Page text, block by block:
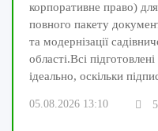
корпоративне право)
повного пакету
та модернізації
області.Всі
ідеально, оскільки
05.08.2026 13:10